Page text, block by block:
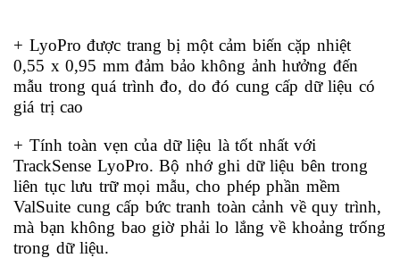
+ LyoPro được trang bị một cảm biến cặp nhiệt
0,55 x 0,95 mm đảm bảo không ảnh hưởng đến
mẫu trong quá trình đo, do đó cung cấp dữ liệu có
giá trị cao
+ Tính toàn vẹn của dữ liệu là tốt nhất với
TrackSense LyoPro. Bộ nhớ ghi dữ liệu bên trong
liên tục lưu trữ mọi mẫu, cho phép phần mềm
ValSuite cung cấp bức tranh toàn cảnh về quy trình,
mà bạn không bao giờ phải lo lắng về khoảng trống
trong dữ liệu.